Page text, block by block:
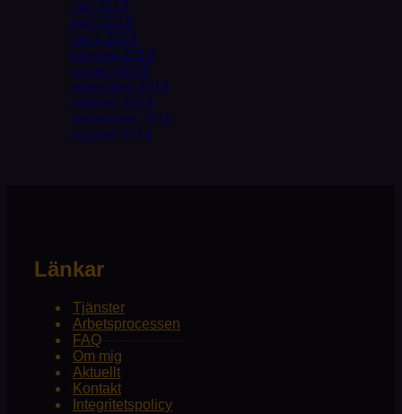
maj 2019
april 2019
mars 2019
februari 2019
januari 2019
november 2018
oktober 2018
september 2018
augusti 2018
Länkar
Tjänster
Arbetsprocessen
FAQ
Om mig
Aktuellt
Kontakt
Integritetspolicy